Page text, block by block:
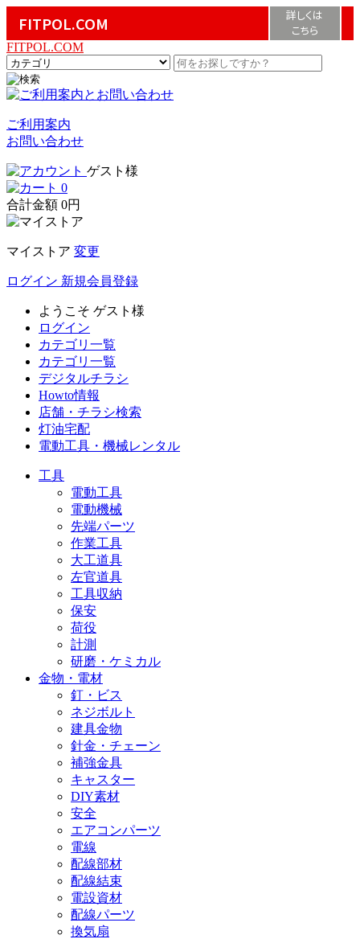
FITPOL.COM
詳しくは
こちら
FITPOL.COM
ご利用案内
お問い合わせ
ゲスト様
0
合計金額 0円
マイストア 変更
ログイン 新規会員登録
ようこそ ゲスト様
ログイン
カテゴリ一覧
カテゴリ一覧
デジタルチラシ
Howto情報
店舗・チラシ検索
灯油宅配
電動工具・機械レンタル
工具
電動工具
電動機械
先端パーツ
作業工具
大工道具
左官道具
工具収納
保安
荷役
計測
研磨・ケミカル
金物・電材
釘・ビス
ネジボルト
建具金物
針金・チェーン
補強金具
キャスター
DIY素材
安全
エアコンパーツ
電線
配線部材
配線結束
電設資材
配線パーツ
換気扇